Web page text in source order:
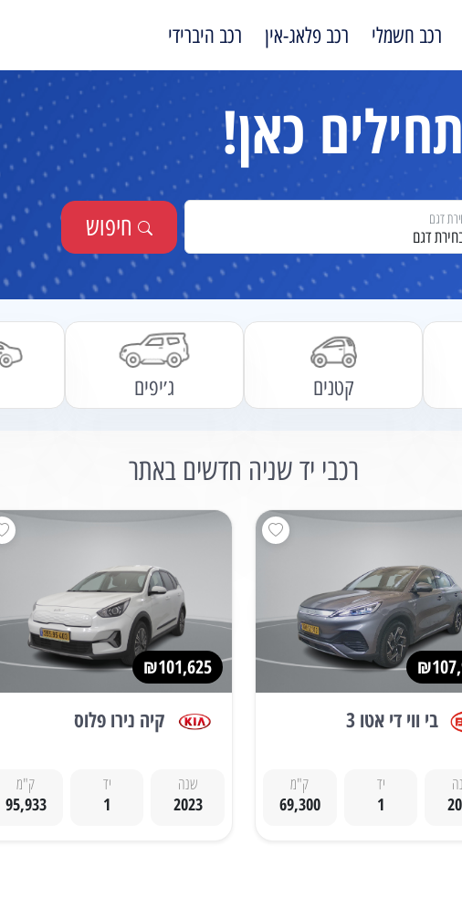
רכב חשמלי רכב פלאג-אין רכב היברידי
כאן!
דגם
דגם
קטנים ג׳יפים
רכבי יד שניה חדשים באתר
בי ווי די אטו 3
יד
1
ק"מ
69,300
₪101,625
קיה נירו פלוס
שנה
2023
יד
1
ק"מ
95,933